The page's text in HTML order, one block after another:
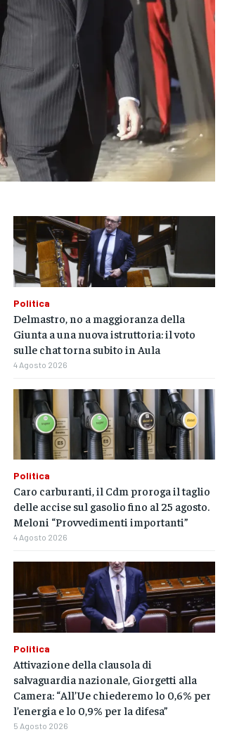
Politica
Delmastro, no a maggioranza della
Giunta a una nuova istruttoria: il voto
sulle chat torna subito in Aula
4 Agosto 2026
Politica
Caro carburanti, il Cdm proroga il taglio
delle accise sul gasolio fino al 25 agosto.
Meloni “Provvedimenti importanti”
4 Agosto 2026
Politica
Attivazione della clausola di
salvaguardia nazionale, Giorgetti alla
Camera: “All’Ue chiederemo lo 0,6% per
l’energia e lo 0,9% per la difesa”
5 Agosto 2026